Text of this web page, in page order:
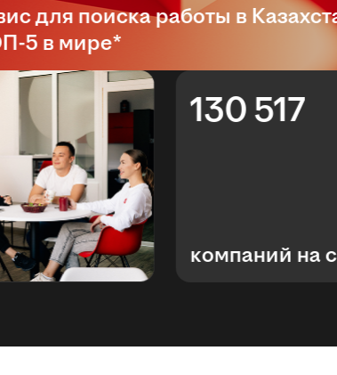
для поиска работы в
в мире*
130 517
компаний на